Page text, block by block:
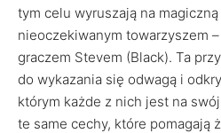
tym celu wyruszają na
nieoczekiwanym towarzyszem
graczem Stevem (Black). Ta
do wykazania się odwagą i
którym każde z nich jest na
te same cechy, które pomagają